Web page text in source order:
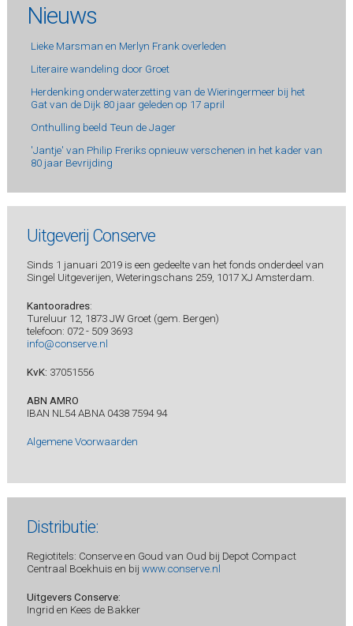
Nieuws
Lieke Marsman en Merlyn Frank overleden
Literaire wandeling door Groet
Herdenking onderwaterzetting van de Wieringermeer bij het
Gat van de Dijk 80 jaar geleden op 17 april
Onthulling beeld Teun de Jager
'Jantje' van Philip Freriks opnieuw verschenen in het kader van
80 jaar Bevrijding
Uitgeverij Conserve
Sinds 1 januari 2019 is een gedeelte van het fonds onderdeel van
Singel Uitgeverijen, Weteringschans 259, 1017 XJ Amsterdam.
Kantooradres:
Tureluur 12, 1873 JW Groet (gem. Bergen)
telefoon: 072 - 509 3693
info@conserve.nl
KvK: 37051556
ABN AMRO
IBAN NL54 ABNA 0438 7594 94
Algemene Voorwaarden
Distributie:
Regiotitels: Conserve en Goud van Oud bij Depot Compact
Centraal Boekhuis en bij www.conserve.nl
Uitgevers Conserve:
Ingrid en Kees de Bakker